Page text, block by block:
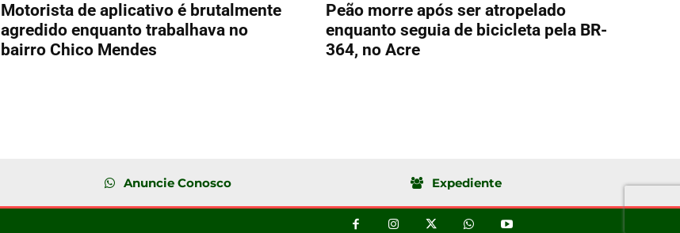
Motorista de aplicativo é brutalmente
agredido enquanto trabalhava no
bairro Chico Mendes
Peão morre após ser atropelado
enquanto seguia de bicicleta pela BR-
364, no Acre
Anuncie Conosco Expediente